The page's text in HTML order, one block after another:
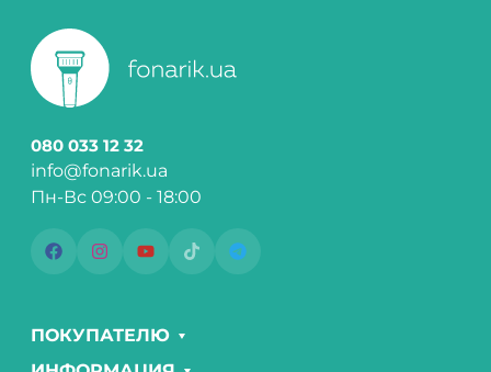
080 033 12 32
info@fonarik.ua
Пн-Вс 09:00 - 18:00
ПОКУПАТЕЛЮ